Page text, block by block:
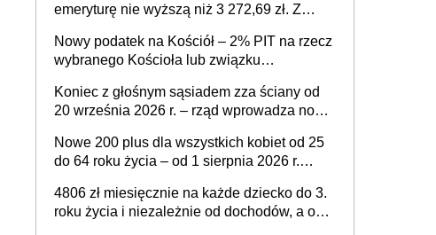
emeryturę nie wyższą niż 3 272,69 zł. Z
spóźnialscy świadczenia nie otrzymają
Nowy podatek na Kościół – 2% PIT na rzecz
wybranego Kościoła lub związku
nad zmianami w systemie finansowania
Koniec z głośnym sąsiadem zza ściany od
20 września 2026 r. – rząd wprowadza nowe
mieszkańców
Nowe 200 plus dla wszystkich kobiet od 25
do 64 roku życia – od 1 sierpnia 2026 r.
programu rządowego
4806 zł miesięcznie na każde dziecko do 3.
roku życia i niezależnie od dochodów, a od